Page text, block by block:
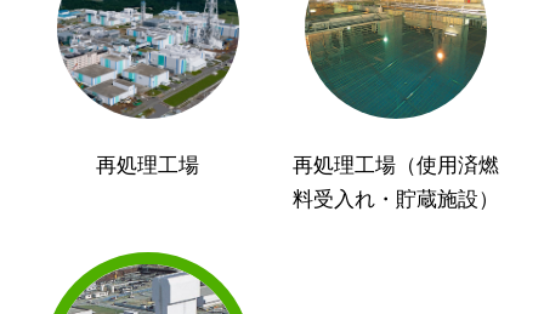
再処理工場
再処理工場（使用済燃
料受入れ・貯蔵施設）